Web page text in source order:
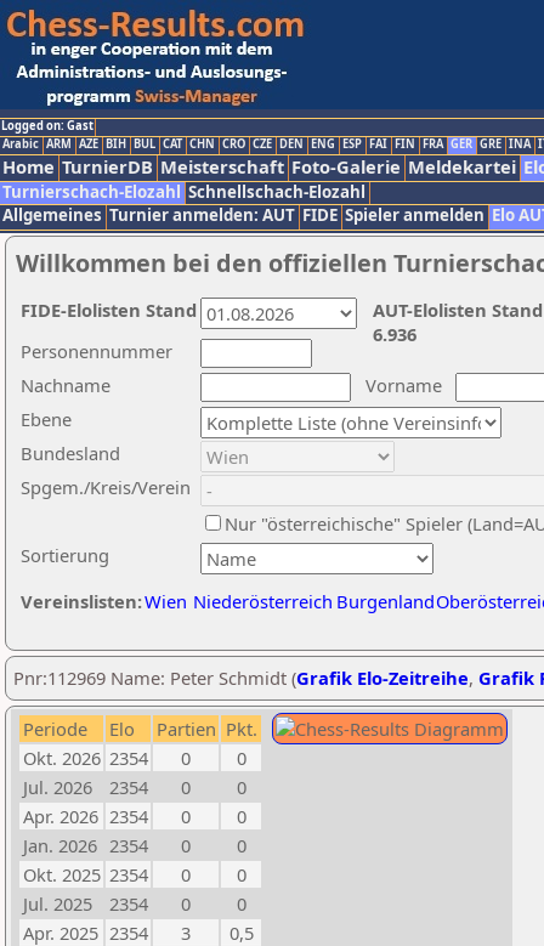
Logged on: Gast
Arabic ARM AZE BIH BUL CAT CHN CRO CZE DEN ENG ESP FAI FIN FRA GER GRE INA
Home TurnierDB Meisterschaft Foto-Galerie Meldekartei
Turnierschach-Elozahl Schnellschach-Elozahl
Allgemeines Turnier anmelden: AUT FIDE Spieler anmelden Elo
Willkommen bei den offiziellen
Nachname
Vorname
Ebene
Sortierung
Personennummer
Bundesland
Spgem./Kreis/Verein
Nur "österreichische" Spieler
Vereinslisten:Wien Niederösterreich Burgenland
AUT-Elolisten
6.936
FIDE-Elolisten Stand
Pnr:112969 Name: Peter Schmidt (Grafik Elo-Zeitreihe, Grafik
Periode Elo Partien Pkt.
Okt. 2026 2354 0
0
Jul. 2026
2354 0
0
Apr. 2026 2354 0
0
Jan. 2026 2354 0
0
Okt. 2025 2354 0
0
Jul. 2025
2354 0
0
Apr. 2025 2354 3
0,5